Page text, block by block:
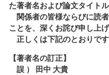
た著者名および論文タイト
関係者の皆様ならびに読
ことを、深くお詫び申し上げ
正しくは下記のとおりです
【著者名の訂正】
誤 ） 田中 大貴